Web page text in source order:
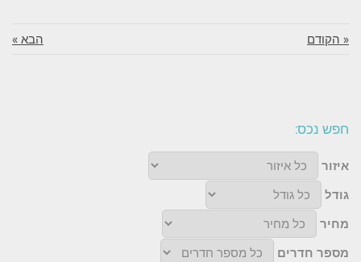
« הקודם הבא »
חפש נכס:
איזור
גודל
מחיר
מספר חדרים